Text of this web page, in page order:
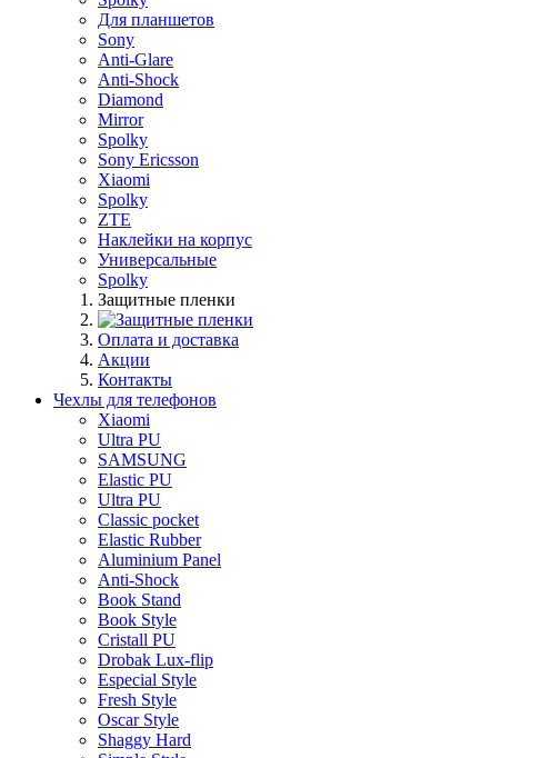
Для планшетов
Sony
Anti-Glare
Anti-Shock
Diamond
Mirror
Spolky
Sony Ericsson
Xiaomi
Spolky
ZTE
Наклейки на корпус
Универсальные
Spolky
Защитные пленки
Оплата и доставка
Акции
Контакты
Чехлы для телефонов
Xiaomi
Ultra PU
SAMSUNG
Elastic PU
Ultra PU
Classic pocket
Elastic Rubber
Aluminium Panel
Anti-Shock
Book Stand
Book Style
Cristall PU
Drobak Lux-flip
Especial Style
Fresh Style
Oscar Style
Shaggy Hard